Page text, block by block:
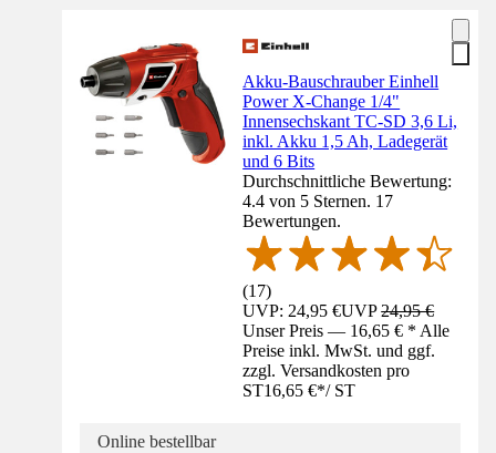
Akku-Bauschrauber Einhell
Power X-Change 1/4"
Innensechskant TC-SD 3,6 Li,
inkl. Akku 1,5 Ah, Ladegerät
und 6 Bits
Durchschnittliche Bewertung:
4.4 von 5 Sternen. 17
Bewertungen.
(17)
UVP: 24,95 €UVP24,95 €
Unser Preis — 16,65 € * Alle
Preise inkl. MwSt. und ggf.
zzgl. Versandkosten pro
ST16,65 €*/ ST
Online bestellbar